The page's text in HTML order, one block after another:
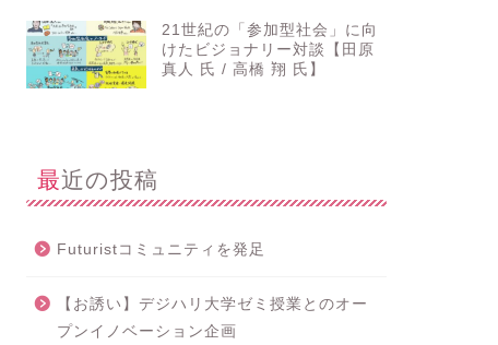
21世紀の「参加型社会」に向
けたビジョナリー対談【田原
真人 氏 / 高橋 翔 氏】
最近の投稿
Futuristコミュニティを発足
【お誘い】デジハリ大学ゼミ授業とのオー
プンイノベーション企画